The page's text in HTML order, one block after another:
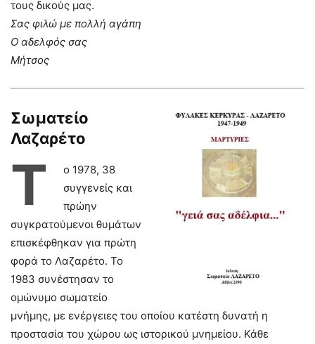
τους δικούς μας.
Σας φιλώ με πολλή αγάπη
Ο αδελφός σας
Μήτσος
Σωματείο
Λαζαρέτο
Τ
ο 1978, 38
συγγενείς και
πρώην
συγκρατούμενοι θυμάτων
επισκέφθηκαν για πρώτη
φορά το Λαζαρέτο. Το
1983 συνέστησαν το
ομώνυμο σωματείο
μνήμης, με ενέργειες του οποίου κατέστη δυνατή η
προστασία του χώρου ως ιστορικού μνημείου. Κάθε